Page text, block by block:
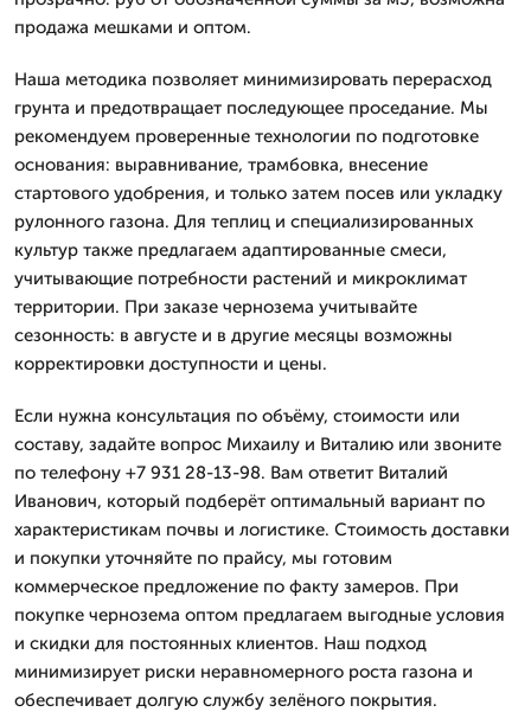
продажа мешками и оптом.
Наша методика позволяет минимизировать перерасход
грунта и предотвращает последующее проседание. Мы
рекомендуем проверенные технологии по подготовке
основания: выравнивание, трамбовка, внесение
стартового удобрения, и только затем посев или укладку
рулонного газона. Для теплиц и специализированных
культур также предлагаем адаптированные смеси,
учитывающие потребности растений и микроклимат
территории. При заказе чернозема учитывайте
сезонность: в августе и в другие месяцы возможны
корректировки доступности и цены.
Если нужна консультация по объёму, стоимости или
составу, задайте вопрос Михаилу и Виталию или звоните
по телефону +7 931 28-13-98. Вам ответит Виталий
Иванович, который подберёт оптимальный вариант по
характеристикам почвы и логистике. Стоимость доставки
и покупки уточняйте по прайсу, мы готовим
коммерческое предложение по факту замеров. При
покупке чернозема оптом предлагаем выгодные условия
и скидки для постоянных клиентов. Наш подход
минимизирует риски неравномерного роста газона и
обеспечивает долгую службу зелёного покрытия.